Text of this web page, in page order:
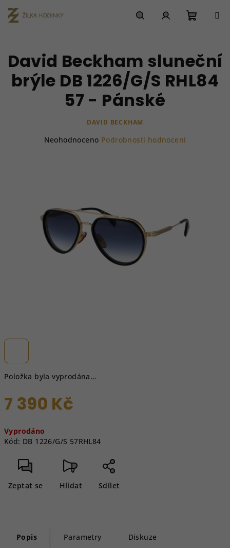
na
obsah
košík
Položka byla vyprodána…
7 390 Kč
cena:
Vyprodáno
Kód: DB 1226/G/S 57RHL84
Zeptat se Hlídat Sdílet
David Beckham sluneční
brýle DB 1226/G/S RHL84
57 - Pánské
DAVID BECKHAM
Neohodnoceno Podrobnosti hodnocení
Popis Parametry Diskuze